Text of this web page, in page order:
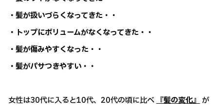
・髪が扱いづらくなってきた・・
・トップにボリュームがなくなってきた・・
・髪が傷みやすくなった・・
・髪がパサつきやすい・・
女性は30代に入ると10代、20代の頃に比べ『髪の変化』が